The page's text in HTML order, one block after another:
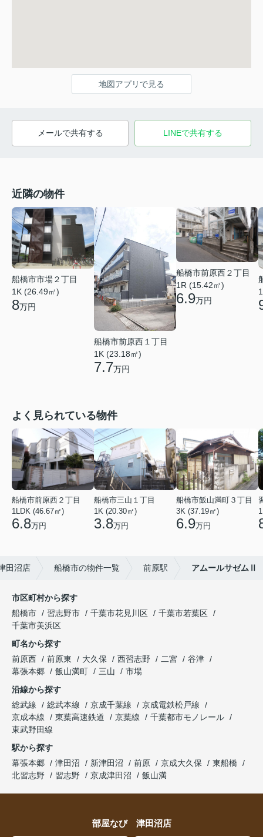
地図アプリで見る
メールで共有する LINEで共有する
近隣の物件
船橋市市場２丁目
1K (26.49㎡)
8万円
船橋市前原西１丁目
1K (23.18㎡)
7.7万円
船橋市前原西２丁目
1R (15.42㎡)
6.9万円
よく見られている物件
船橋市前原西２丁目
1LDK (46.67㎡)
6.8万円
船橋市三山１丁目
1K (20.30㎡)
3.8万円
船橋市飯山満町３丁目
3K (37.19㎡)
6.9万円
田沼店 船橋市の物件一覧 前原駅 アムールサゼムⅡ
市区町村から探す
船橋市
習志野市 千葉市花見川区
千葉市若葉区
千葉市美浜区
町名から探す
前原西
前原東 大久保 西習志野 二宮
谷津
幕張本郷
飯山満町 三山
市場
沿線から探す
総武線
総武本線 京成千葉線
京成電鉄松戸線
京成本線
東葉高速鉄道 京葉線
千葉都市モノレール
東武野田線
駅から探す
幕張本郷
津田沼 新津田沼 前原 京成大久保
東船橋
北習志野
習志野 京成津田沼 飯山満
部屋なび 津田沼店